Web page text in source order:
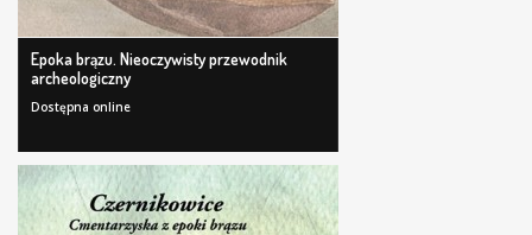
Epoka brązu. Nieoczywisty przewodnik
archeologiczny
Dostępna online